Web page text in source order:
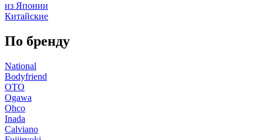
из Японии
Китайские
По бренду
National
Bodyfriend
OTO
Ogawa
Ohco
Inada
Calviano